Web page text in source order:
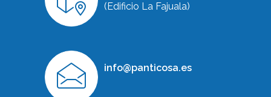
(Edificio La Fajuala)
info@panticosa.es